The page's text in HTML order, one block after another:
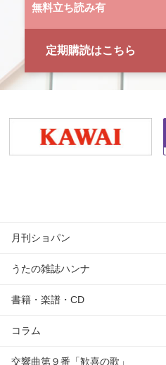
無料立ち読み有
定期購読はこちら
月刊ショパン
うたの雑誌ハンナ
書籍・楽譜・CD
コラム
交響曲第９番「歓喜の歌」